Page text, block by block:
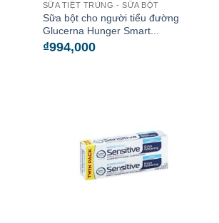
SỮA TIỆT TRÙNG - SỮA BỘT
Sữa bột cho người tiểu đường
Glucerna Hunger Smart...
₫994,000